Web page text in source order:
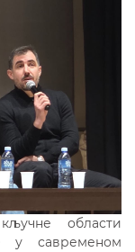
области
у савременом